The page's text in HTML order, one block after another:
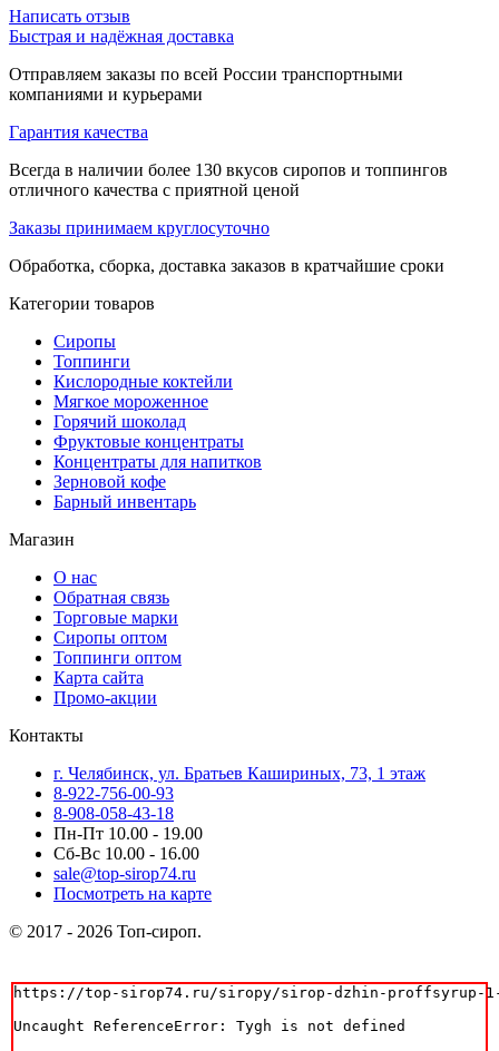
Написать отзыв
Быстрая и надёжная доставка
Отправляем заказы по всей России транспортными
компаниями и курьерами
Гарантия качества
Всегда в наличии более 130 вкусов сиропов и топпингов
отличного качества с приятной ценой
Заказы принимаем круглосуточно
Обработка, сборка, доставка заказов в кратчайшие сроки
Категории товаров
Сиропы
Топпинги
Кислородные коктейли
Мягкое мороженное
Горячий шоколад
Фруктовые концентраты
Концентраты для напитков
Зерновой кофе
Барный инвентарь
Магазин
О нас
Обратная связь
Торговые марки
Сиропы оптом
Топпинги оптом
Карта сайта
Промо-акции
Контакты
г. Челябинск, ул. Братьев Кашириных, 73, 1 этаж
8-922-756-00-93
8-908-058-43-18
Пн-Пт 10.00 - 19.00
Сб-Вс 10.00 - 16.00
sale@top-sirop74.ru
Посмотреть на карте
© 2017 - 2026 Топ-сироп.
https://top-sirop74.ru/siropy/sirop-dzhin-proffsyrup-
Uncaught ReferenceError: Tygh is not defined